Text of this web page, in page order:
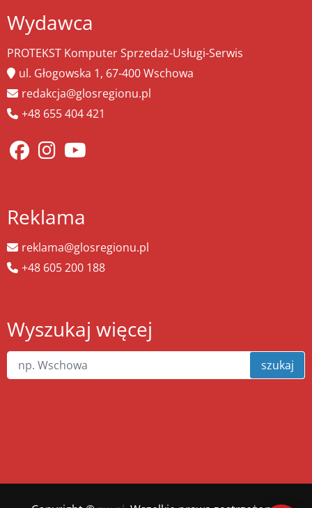
Wydawca
PROTEKST Komputer Sprzedaż-Usługi-Serwis
ul. Głogowska 1, 67-400 Wschowa
redakcja@glosregionu.pl
+48 655 404 421
Reklama
reklama@glosregionu.pl
+48 605 200 188
Wyszukaj więcej
szukaj